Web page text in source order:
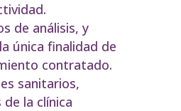
de análisis, y
única finalidad de
contratado.
sanitarios,
la clínica